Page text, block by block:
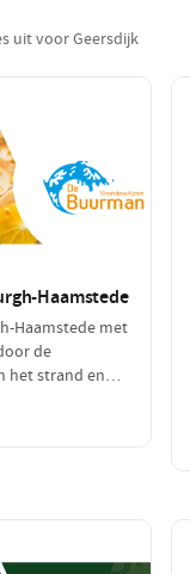
uit voor Geersdijk
Haamstede
Haamstede met
de
het strand en
iedereen die van